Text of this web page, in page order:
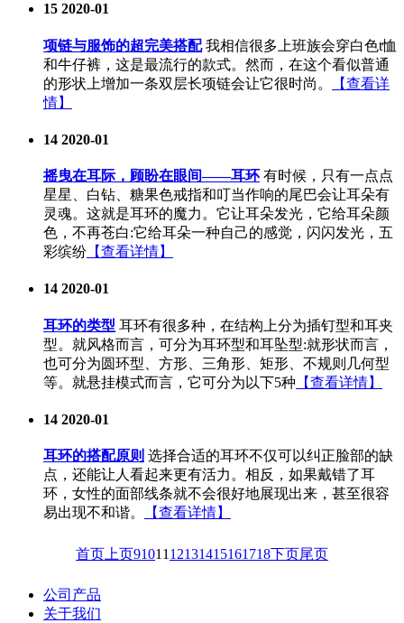
15 2020-01
项链与服饰的超完美搭配 我相信很多上班族会穿白色t恤
和牛仔裤，这是最流行的款式。然而，在这个看似普通
的形状上增加一条双层长项链会让它很时尚。
【查看详
情】
14 2020-01
摇曳在耳际，顾盼在眼间——耳环 有时候，只有一点点
星星、白钻、糖果色戒指和叮当作响的尾巴会让耳朵有
灵魂。这就是耳环的魔力。它让耳朵发光，它给耳朵颜
色，不再苍白:它给耳朵一种自己的感觉，闪闪发光，五
彩缤纷 【查看详情】
14 2020-01
耳环的类型 耳环有很多种，在结构上分为插钉型和耳夹
型。就风格而言，可分为耳环型和耳坠型:就形状而言，
也可分为圆环型、方形、三角形、矩形、不规则几何型
等。就悬挂模式而言，它可分为以下5种 【查看详情】
14 2020-01
耳环的搭配原则 选择合适的耳环不仅可以纠正脸部的缺
点，还能让人看起来更有活力。相反，如果戴错了耳
环，女性的面部线条就不会很好地展现出来，甚至很容
易出现不和谐。
【查看详情】
首页 上页91011 12131415161718下页尾页
公司产品
关于我们